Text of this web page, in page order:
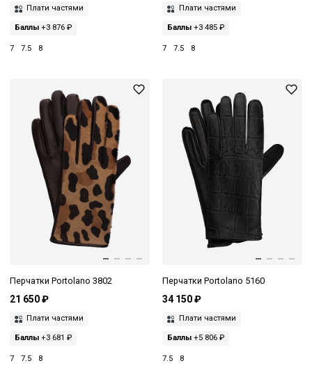
Плати частями
Баллы +3 876 ₽
7 7.5 8
Плати частями
Баллы+3 485 ₽
7 7.5 8
Перчатки Portolano 3802
21 650 ₽
Плати частями
Баллы +3 681 ₽
7 7.5 8
Перчатки Portolano 5160
34 150 ₽
Плати частями
Баллы+5 806 ₽
7.5 8